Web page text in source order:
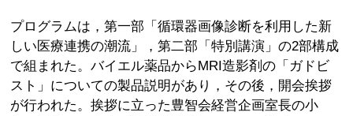
プログラムは，第一部「循環器画像診断を利用した新
しい医療連携の潮流」，第二部「特別講演」の2部構成
で組まれた。バイエル薬品からMRI造影剤の「ガドビ
スト」についての製品説明があり，その後，開会挨拶
が行われた。挨拶に立った豊智会経営企画室長の小